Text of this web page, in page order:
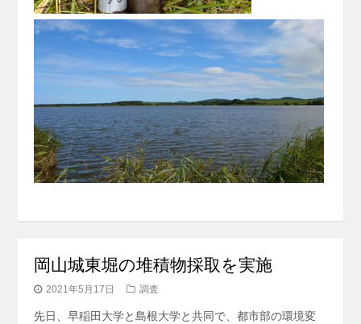
岡山城東堀の堆積物採取を実施
2021年5月17日 調査
先日、早稲田大学と島根大学と共同で、都市部の環境変